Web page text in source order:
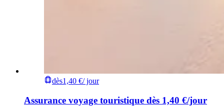
dès1,40 €/ jour
Assurance voyage touristique dès 1,40 €/jour